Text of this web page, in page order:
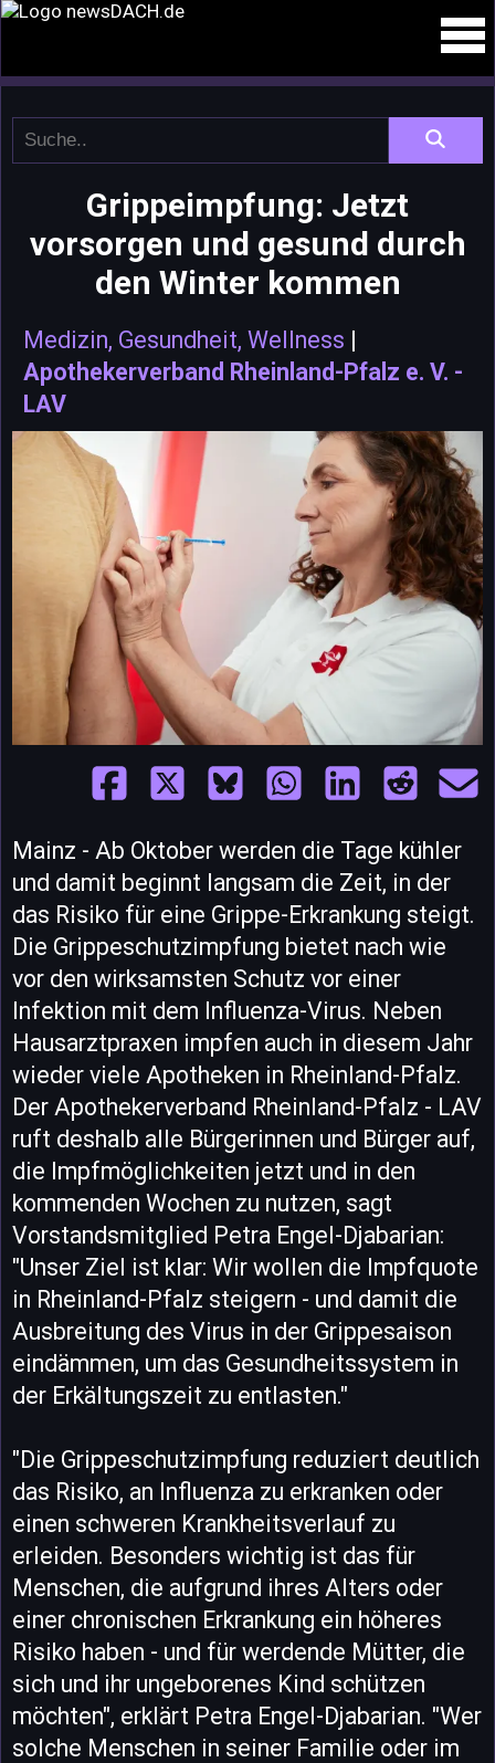
Grippeimpfung: Jetzt
vorsorgen und gesund durch
den Winter kommen
Medizin, Gesundheit, Wellness |
Apothekerverband Rheinland-Pfalz e. V. -
LAV
Mainz - Ab Oktober werden die Tage kühler
und damit beginnt langsam die Zeit, in der
das Risiko für eine Grippe-Erkrankung steigt.
Die Grippeschutzimpfung bietet nach wie
vor den wirksamsten Schutz vor einer
Infektion mit dem Influenza-Virus. Neben
Hausarztpraxen impfen auch in diesem Jahr
wieder viele Apotheken in Rheinland-Pfalz.
Der Apothekerverband Rheinland-Pfalz - LAV
ruft deshalb alle Bürgerinnen und Bürger auf,
die Impfmöglichkeiten jetzt und in den
kommenden Wochen zu nutzen, sagt
Vorstandsmitglied Petra Engel-Djabarian:
"Unser Ziel ist klar: Wir wollen die Impfquote
in Rheinland-Pfalz steigern - und damit die
Ausbreitung des Virus in der Grippesaison
eindämmen, um das Gesundheitssystem in
der Erkältungszeit zu entlasten."
"Die Grippeschutzimpfung reduziert deutlich
das Risiko, an Influenza zu erkranken oder
einen schweren Krankheitsverlauf zu
erleiden. Besonders wichtig ist das für
Menschen, die aufgrund ihres Alters oder
einer chronischen Erkrankung ein höheres
Risiko haben - und für werdende Mütter, die
sich und ihr ungeborenes Kind schützen
möchten", erklärt Petra Engel-Djabarian. "Wer
solche Menschen in seiner Familie oder im